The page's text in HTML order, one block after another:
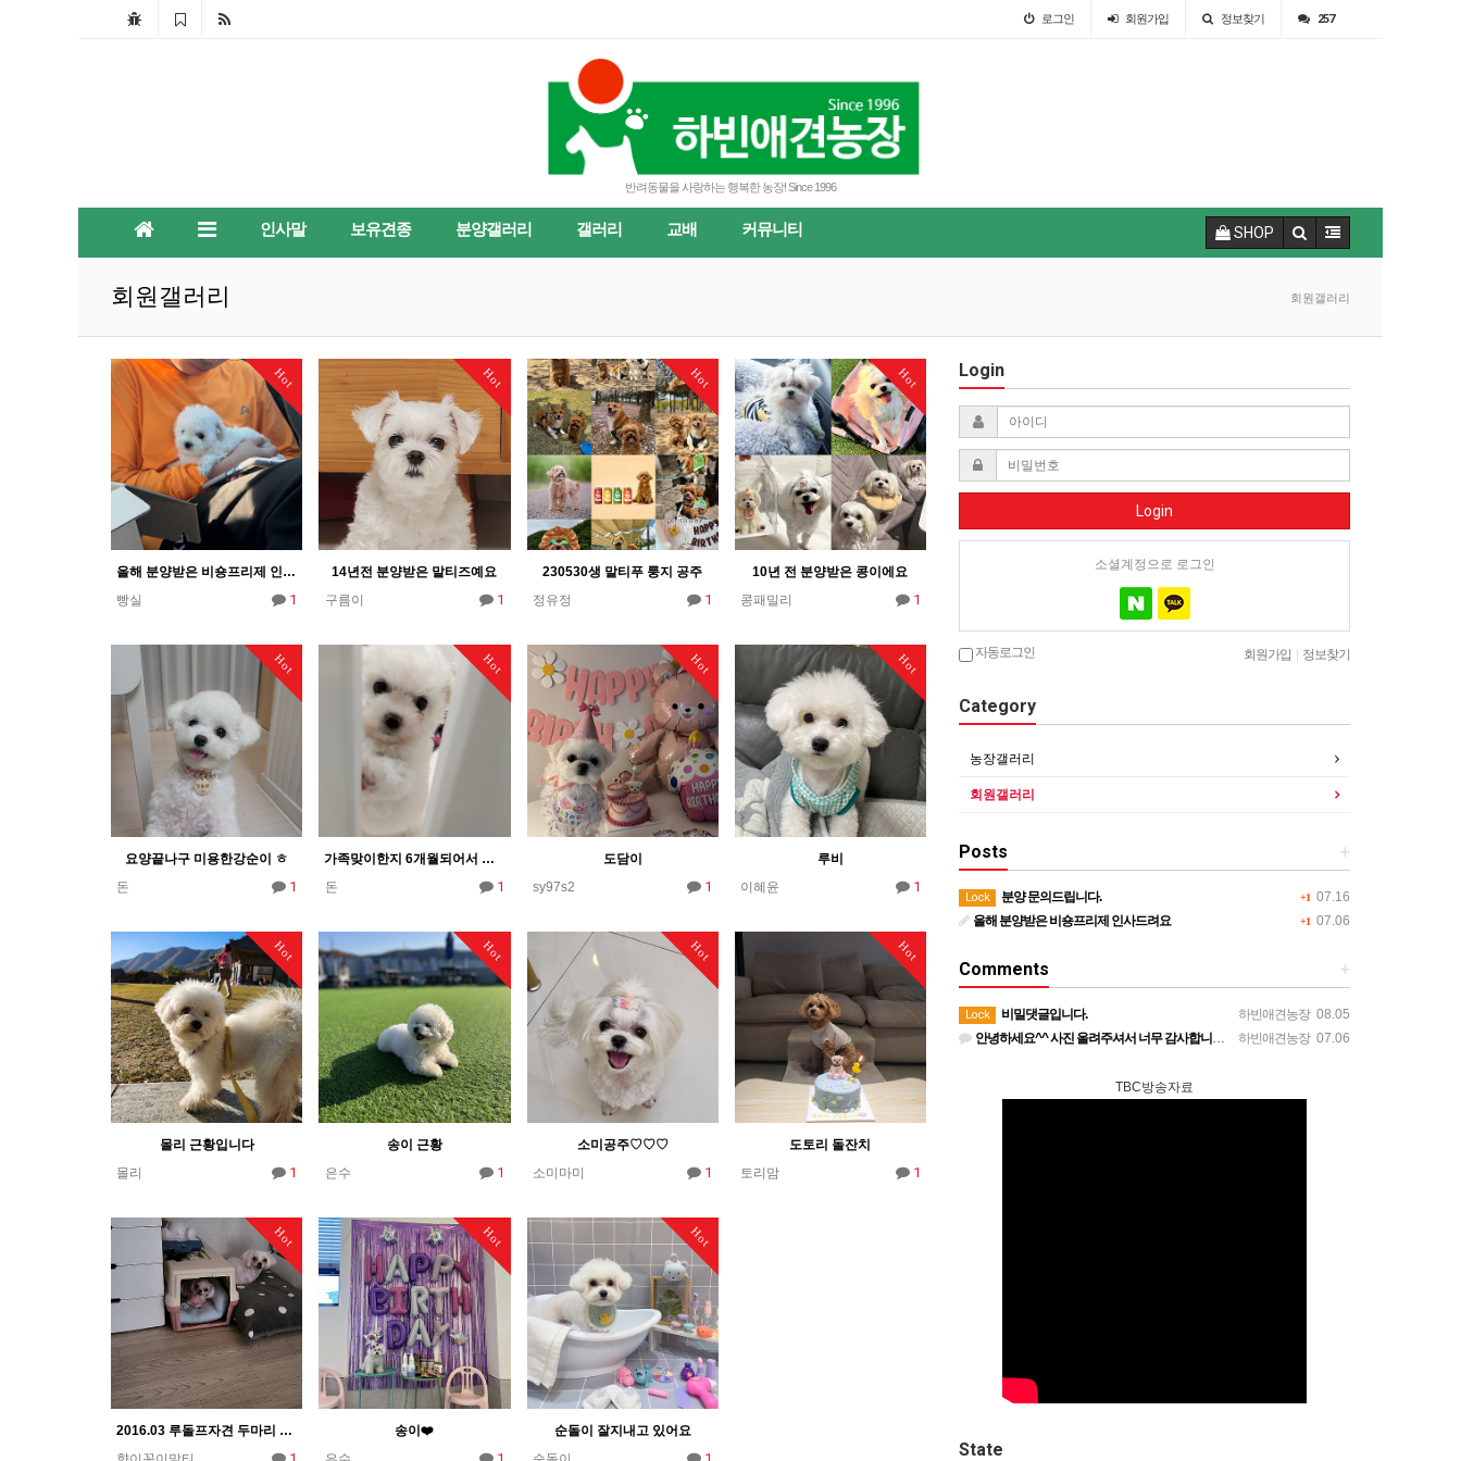
로그인 회원가입 정보찾기 257
반려동물을 사랑하는 행복한 농장! Since 1996
SHOP
인사말 보유견종 분양갤러리 갤러리 교배 커뮤니티
회원갤러리 회원갤러리
Hot
올해 분양받은 비숑프리제 인사드려요
빵실
1
Hot
14년전 분양받은 말티즈예요
구름이
1
Hot
230530생 말티푸 룽지 공주
정유정
1
Hot
10년 전 분양받은 콩이에요
콩패밀리
1
Hot
요양끝나구 미용한강순이 ㅎ
돈
1
Hot
가족맞이한지 6개월되어서 중성화수술후 요양중인 강순이입니다 ^^
돈
1
Hot
도담이
sy97s2
1
Hot
루비
이혜윤
1
Hot
몰리 근황입니다
몰리
1
Hot
송이 근황
은수
1
Hot
소미공주♡♡♡
소미마미
1
Hot
도토리 돌잔치
토리맘
1
Hot
2016.03 루돌프자견 두마리 향이 꽁이 ♡
Hot
송이❤️
Hot
순돌이 잘지내고 있어요
Login
Login
소셜계정으로 로그인
자동로그인 회원가입 정보찾기
Category
농장갤러리
회원갤러리
+
Posts
+1 07.16
Lock 분양 문의드립니다.
+1 07.06
올해 분양받은 비숑프리제 인사드려요
+
Comments
하빈애견농장 08.05
Lock
비밀댓글입니다.
하빈애견농장 07.06
안녕하세요^^ 사진 올려주셔서 너무 감사합니다. 강아지도 너무 행복해보이네요 늘 행복하시길 바랍니다! 감사합…
TBC방송자료
State